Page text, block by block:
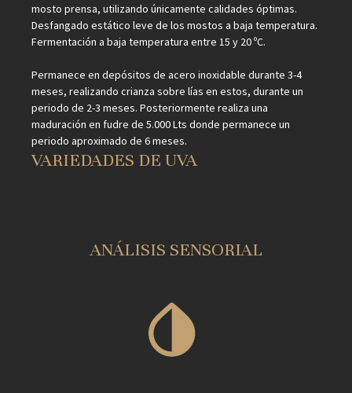
mosto prensa, utilizando únicamente calidades óptimas.
Desfangado estático leve de los mostos a baja temperatura.
Fermentación a baja temperatura entre 15 y 20 ºC.
Permanece en depósitos de acero inoxidable durante 3-4
meses, realizando crianza sobre lías en estos, durante un
periodo de 2-3 meses. Posteriormente realiza una
maduración en fudre de 5.000 Lts donde permanece un
periodo aproximado de 6 meses.
VARIEDADES DE UVA
ANÁLISIS SENSORIAL